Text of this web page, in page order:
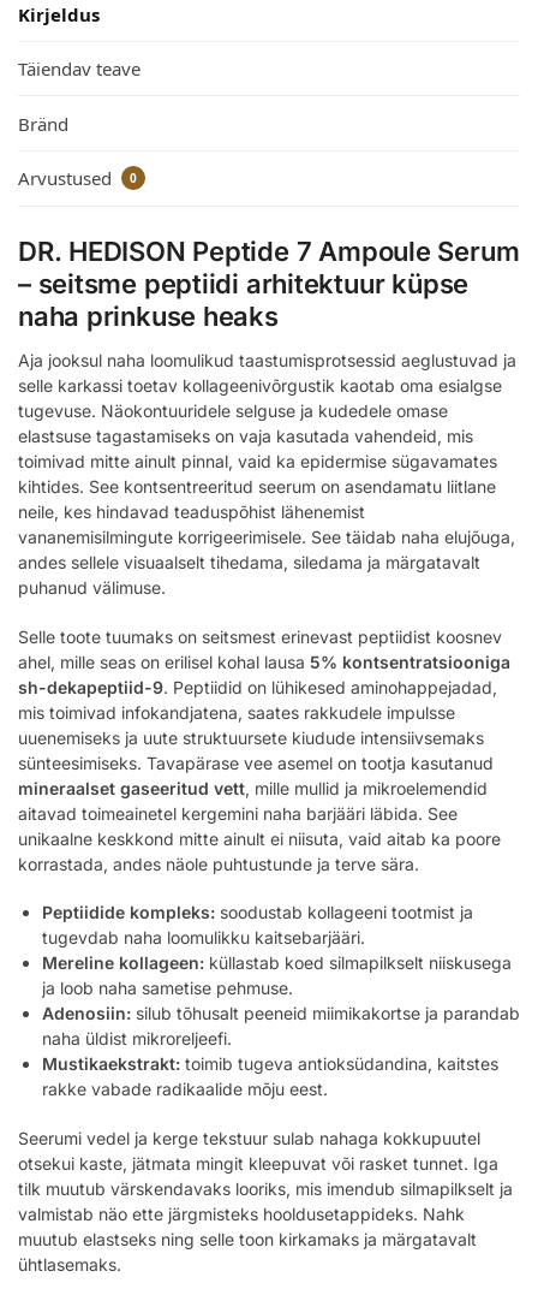
Kirjeldus
Täiendav teave
Bränd
Arvustused 0
DR. HEDISON Peptide 7 Ampoule Serum
– seitsme peptiidi arhitektuur küpse
naha prinkuse heaks
Aja jooksul naha loomulikud taastumisprotsessid aeglustuvad ja
selle karkassi toetav kollageenivõrgustik kaotab oma esialgse
tugevuse. Näokontuuridele selguse ja kudedele omase
elastsuse tagastamiseks on vaja kasutada vahendeid, mis
toimivad mitte ainult pinnal, vaid ka epidermise sügavamates
kihtides. See kontsentreeritud seerum on asendamatu liitlane
neile, kes hindavad teaduspõhist lähenemist
vananemisilmingute korrigeerimisele. See täidab naha elujõuga,
andes sellele visuaalselt tihedama, siledama ja märgatavalt
puhanud välimuse.
Selle toote tuumaks on seitsmest erinevast peptiidist koosnev
ahel, mille seas on erilisel kohal lausa 5% kontsentratsiooniga
sh-dekapeptiid-9. Peptiidid on lühikesed aminohappejadad,
mis toimivad infokandjatena, saates rakkudele impulsse
uuenemiseks ja uute struktuursete kiudude intensiivsemaks
sünteesimiseks. Tavapärase vee asemel on tootja kasutanud
mineraalset gaseeritud vett, mille mullid ja mikroelemendid
aitavad toimeainetel kergemini naha barjääri läbida. See
unikaalne keskkond mitte ainult ei niisuta, vaid aitab ka poore
korrastada, andes näole puhtustunde ja terve sära.
Peptiidide kompleks: soodustab kollageeni tootmist ja
tugevdab naha loomulikku kaitsebarjääri.
Mereline kollageen: küllastab koed silmapilkselt niiskusega
ja loob naha sametise pehmuse.
Adenosiin: silub tõhusalt peeneid miimikakortse ja parandab
naha üldist mikroreljeefi.
Mustikaekstrakt: toimib tugeva antioksüdandina, kaitstes
rakke vabade radikaalide mõju eest.
Seerumi vedel ja kerge tekstuur sulab nahaga kokkupuutel
otsekui kaste, jätmata mingit kleepuvat või rasket tunnet. Iga
tilk muutub värskendavaks looriks, mis imendub silmapilkselt ja
valmistab näo ette järgmisteks hooldusetappideks. Nahk
muutub elastseks ning selle toon kirkamaks ja märgatavalt
ühtlasemaks.